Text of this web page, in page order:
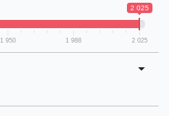
2 025
1 950 1 988 2 025